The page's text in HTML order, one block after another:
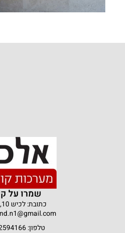
שמרו על
כתובת: לכיש 10, חדרה
טלפון: 072-2594166